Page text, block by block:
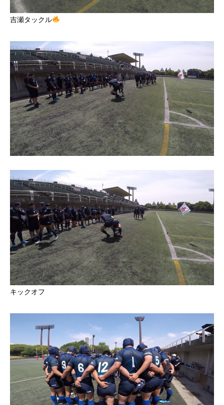
吉瀬タックル
キックオフ